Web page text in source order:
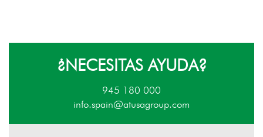
¿NECESITAS AYUDA?
945 180 000
info.spain@atusagroup.com